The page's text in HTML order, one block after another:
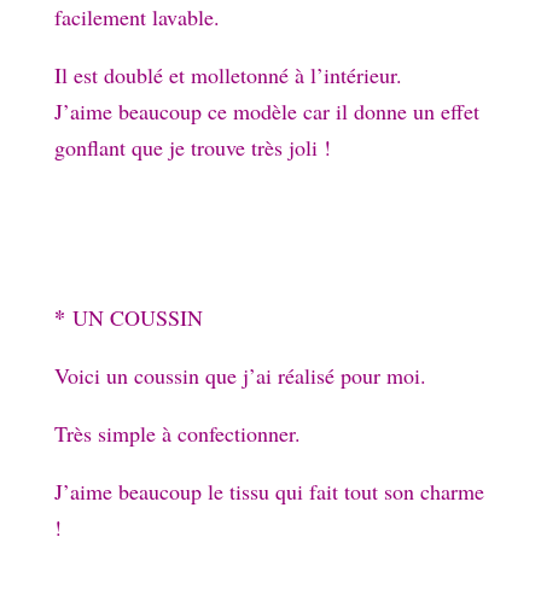
facilement lavable.
Il est doublé et molletonné à l’intérieur.
J’aime beaucoup ce modèle car il donne un effet
gonflant que je trouve très joli !
* UN COUSSIN
Voici un coussin que j’ai réalisé pour moi.
Très simple à confectionner.
J’aime beaucoup le tissu qui fait tout son charme
!